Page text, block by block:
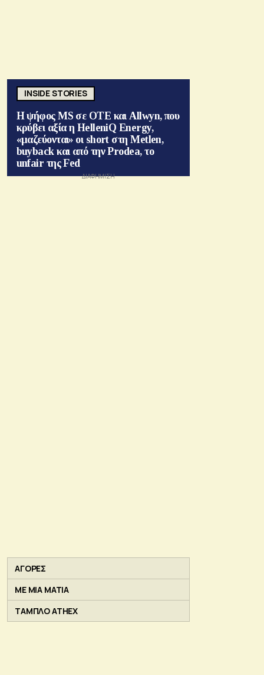
INSIDE STORIES
Η ψήφος MS σε ΟΤΕ και Allwyn, που
κρύβει αξία η HelleniQ Energy,
«μαζεύονται» οι short στη Metlen,
buyback και από την Prodea, το
unfair της Fed
ΑΓΟΡΕΣ
ΜΕ ΜΙΑ ΜΑΤΙΑ
ΤΑΜΠΛΟ ATHEX